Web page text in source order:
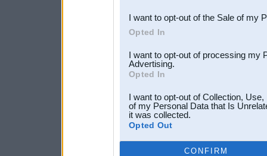
I want to opt-out of the Sale of my
Opted In
I want to opt-out of processing my
Advertising.
Opted In
I want to opt-out of Collection,
of my Personal Data that Is
it was collected.
Opted Out
CONFIRM